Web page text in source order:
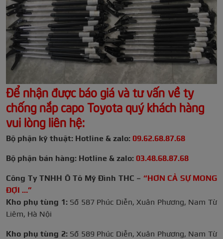
Để nhận được báo giá và tư vấn về ty
chống nắp capo Toyota quý khách hàng
vui lòng liên hệ:
Bộ phận kỹ thuật: Hotline & zalo: 09.62.68.87.68
Bộ phận bán hàng: Hotline & zalo: 03.48.68.87.68
Công Ty TNHH Ô Tô Mỹ Đình THC – “HƠN CẢ SỰ MONG
ĐỢI …”
Kho phụ tùng 1: Số 587 Phúc Diễn, Xuân Phương, Nam Từ
Liêm, Hà Nội
Kho phụ tùng 2: Số 589 Phúc Diễn, Xuân Phương, Nam Từ